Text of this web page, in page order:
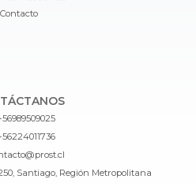
Contacto
Santiago, Región Metropolitana